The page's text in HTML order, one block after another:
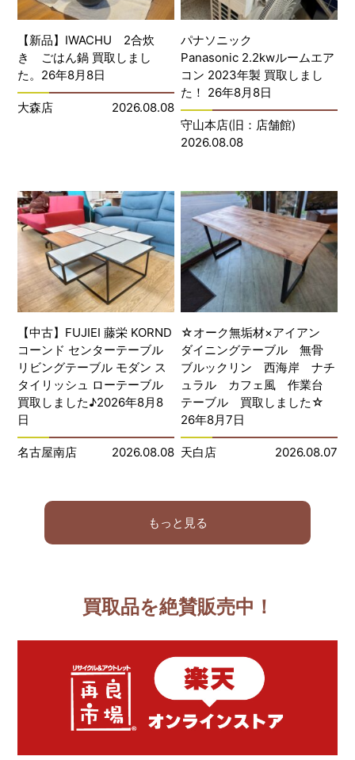
【新品】IWACHU 2合炊
き ごはん鍋 買取しまし
た。26年8月8日
大森店 2026.08.08
パナソニック
Panasonic 2.2kwルームエア
コン 2023年製 買取しまし
た！ 26年8月8日
守山本店(旧：店舗館)
2026.08.08
【中古】FUJIEI 藤栄 KORND
コーンド センターテーブル
リビングテーブル モダン ス
タイリッシュ ローテーブル
買取しました♪2026年8月8
日
名古屋南店 2026.08.08
☆オーク無垢材×アイアン
ダイニングテーブル 無骨
ブルックリン 西海岸 ナチ
ュラル カフェ風 作業台
テーブル 買取しました☆
26年8月7日
天白店 2026.08.07
もっと見る
買取品を絶賛販売中！